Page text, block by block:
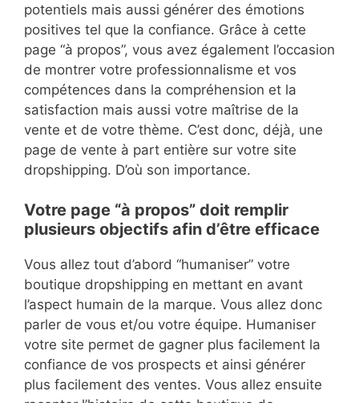
potentiels mais aussi générer des émotions
positives tel que la confiance. Grâce à cette
page “à propos”, vous avez également l’occasion
de montrer votre professionnalisme et vos
compétences dans la compréhension et la
satisfaction mais aussi votre maîtrise de la
vente et de votre thème. C’est donc, déjà, une
page de vente à part entière sur votre site
dropshipping. D’où son importance.
Votre page “à propos” doit remplir
plusieurs objectifs afin d’être efficace
Vous allez tout d’abord “humaniser” votre
boutique dropshipping en mettant en avant
l’aspect humain de la marque. Vous allez donc
parler de vous et/ou votre équipe. Humaniser
votre site permet de gagner plus facilement la
confiance de vos prospects et ainsi générer
plus facilement des ventes. Vous allez ensuite